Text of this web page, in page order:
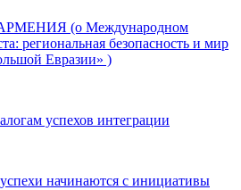
(о Международном
региональная безопасность и мир
Евразии» )
успехов интеграции
начинаются с инициативы